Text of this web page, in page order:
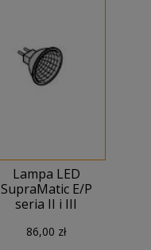
Lampa LED
SupraMatic E/P
seria II i III
86,00 zł